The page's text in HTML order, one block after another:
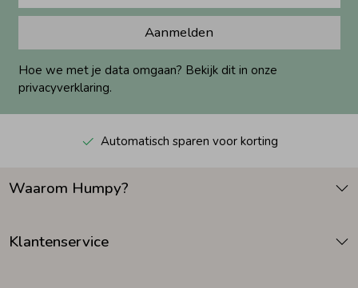
Aanmelden
Hoe we met je data omgaan? Bekijk dit in onze
privacyverklaring.
Automatisch sparen voor korting
Waarom Humpy?
Klantenservice